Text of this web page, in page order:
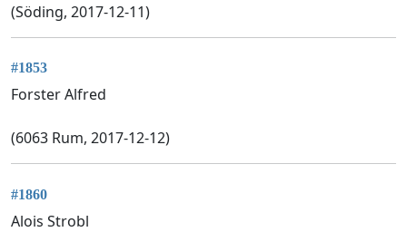
(Söding, 2017-12-11)
#1853
Forster Alfred
(6063 Rum, 2017-12-12)
#1860
Alois Strobl